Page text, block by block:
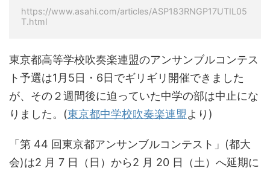
https://www.asahi.com/articles/ASP183RNGP17UTIL05
T.html
東京都高等学校吹奏楽連盟のアンサンブルコンテス
ト予選は1月5日・6日でギリギリ開催できました
が、その２週間後に迫っていた中学の部は中止にな
りました。(東京都中学校吹奏楽連盟より)
「第 44 回東京都アンサンブルコンテスト」(都大
会)は2 月 7 日（日）から2 月 20 日（土）へ延期に